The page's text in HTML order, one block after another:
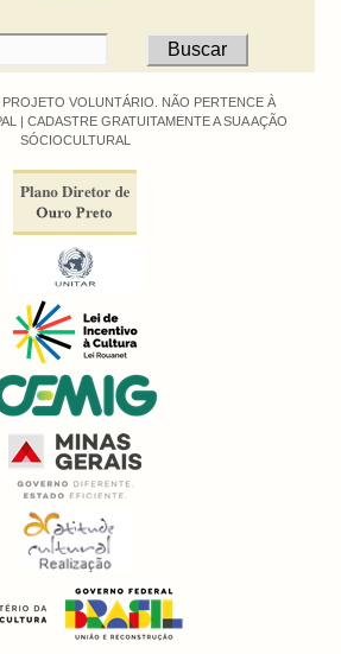
PROJETO VOLUNTÁRIO. NÃO PERTENCE À
| CADASTRE GRATUITAMENTE A SUA AÇÃO
SÓCIOCULTURAL